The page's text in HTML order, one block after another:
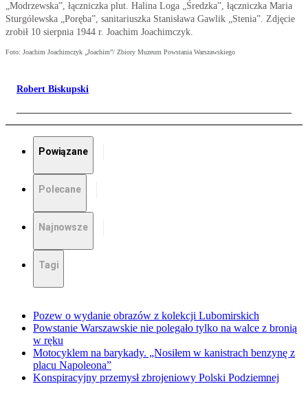
„Modrzewska”, łączniczka plut. Halina Loga „Średzka”, łączniczka Maria
Sturgólewska „Poręba”, sanitariuszka Stanisława Gawlik „Stenia”. Zdjęcie
zrobił 10 sierpnia 1944 r. Joachim Joachimczyk.
Foto: Joachim Joachimczyk „Joachim”/ Zbiory Muzeum Powstania Warszawskiego
Robert Biskupski
Powiązane
Polecane
Najnowsze
Tagi
Pozew o wydanie obrazów z kolekcji Lubomirskich
Powstanie Warszawskie nie polegało tylko na walce z bronią
w ręku
Motocyklem na barykady. „Nosiłem w kanistrach benzynę z
placu Napoleona”
Konspiracyjny przemysł zbrojeniowy Polski Podziemnej